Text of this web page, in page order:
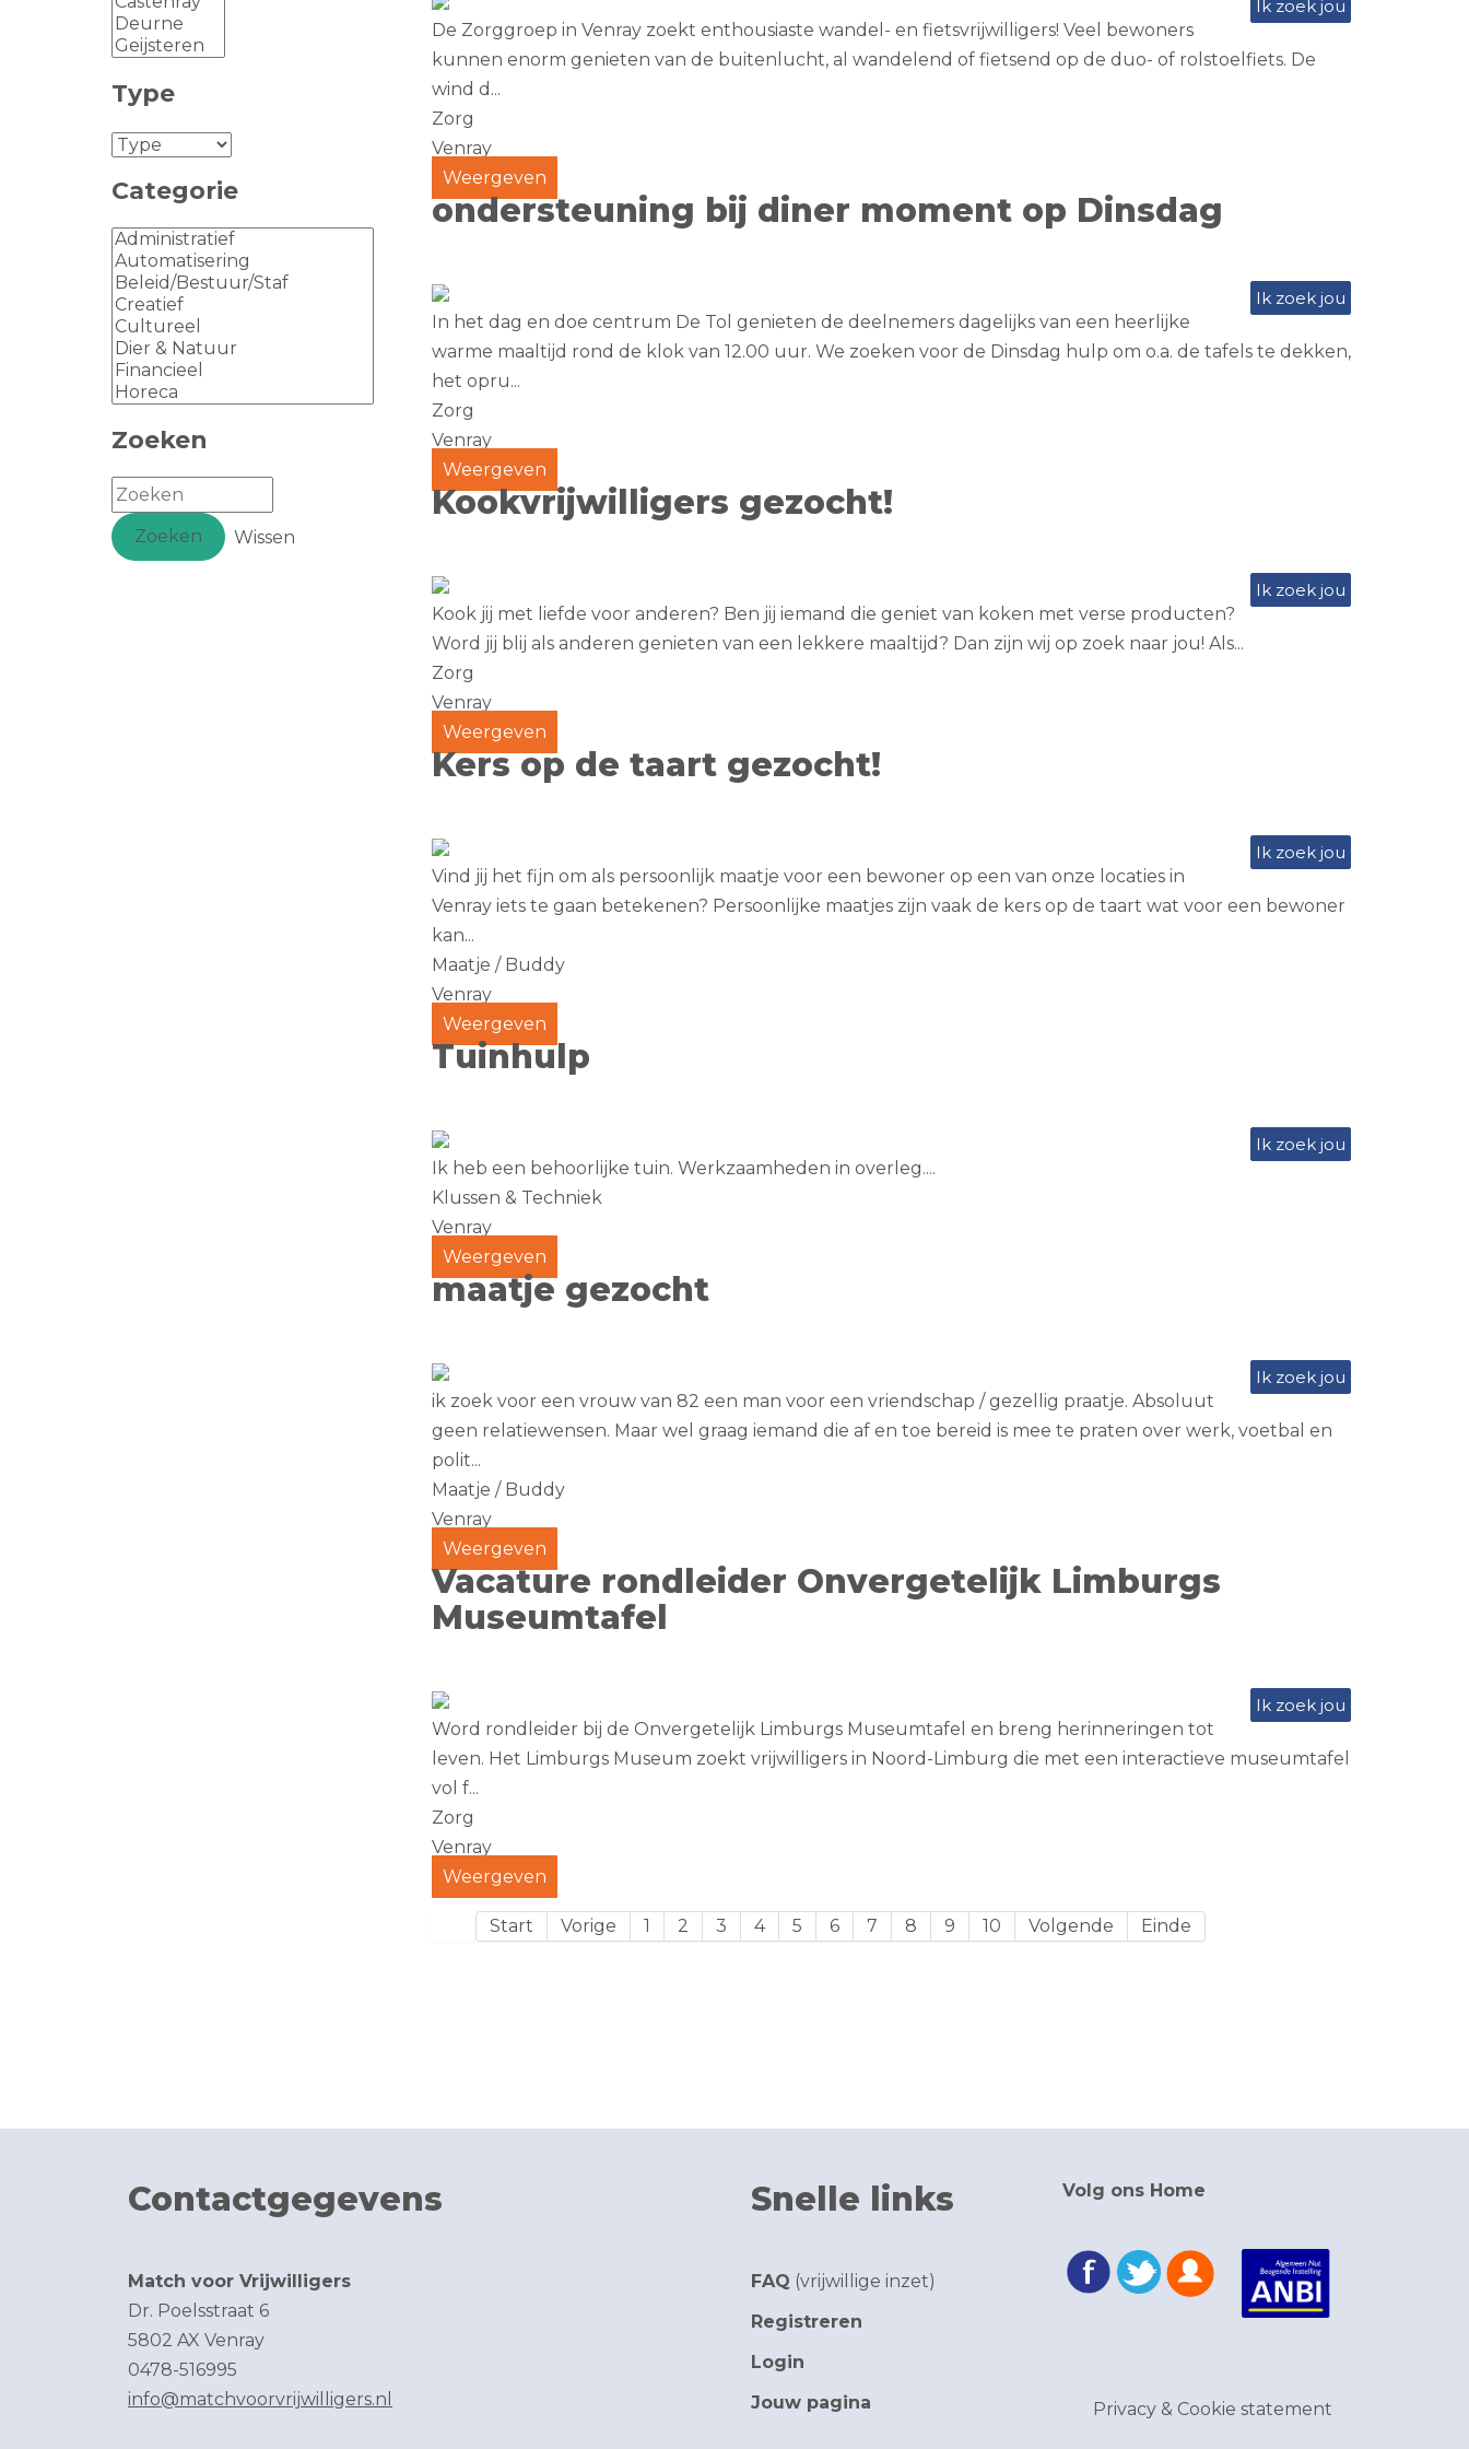
Type
Categorie
Zoeken
Zoeken Wissen
Ik zoek jou
De Zorggroep in Venray zoekt enthousiaste wandel- en fietsvrijwilligers! Veel bewoners
kunnen enorm genieten van de buitenlucht, al wandelend of fietsend op de duo- of rolstoelfiets. De
wind d...
Zorg
Venray
Weergeven
ondersteuning bij diner moment op Dinsdag
Ik zoek jou
In het dag en doe centrum De Tol genieten de deelnemers dagelijks van een heerlijke
warme maaltijd rond de klok van 12.00 uur. We zoeken voor de Dinsdag hulp om o.a. de tafels te dekken,
het opru...
Zorg
Venray
Weergeven
Kookvrijwilligers gezocht!
Ik zoek jou
Kook jij met liefde voor anderen? Ben jij iemand die geniet van koken met verse producten?
Word jij blij als anderen genieten van een lekkere maaltijd? Dan zijn wij op zoek naar jou! Als...
Zorg
Venray
Weergeven
Kers op de taart gezocht!
Ik zoek jou
Vind jij het fijn om als persoonlijk maatje voor een bewoner op een van onze locaties in
Venray iets te gaan betekenen? Persoonlijke maatjes zijn vaak de kers op de taart wat voor een bewoner
kan...
Maatje / Buddy
Venray
Weergeven
Tuinhulp
Ik zoek jou
Ik heb een behoorlijke tuin. Werkzaamheden in overleg....
Klussen & Techniek
Venray
Weergeven
maatje gezocht
Ik zoek jou
ik zoek voor een vrouw van 82 een man voor een vriendschap / gezellig praatje. Absoluut
geen relatiewensen. Maar wel graag iemand die af en toe bereid is mee te praten over werk, voetbal en
polit...
Maatje / Buddy
Venray
Weergeven
Vacature rondleider Onvergetelijk Limburgs
Museumtafel
Ik zoek jou
Word rondleider bij de Onvergetelijk Limburgs Museumtafel en breng herinneringen tot
leven. Het Limburgs Museum zoekt vrijwilligers in Noord-Limburg die met een interactieve museumtafel
vol f...
Zorg
Venray
Weergeven
Start Vorige 1 2 3 4 5 6 7 8 9 10 Volgende Einde
Contactgegevens
Match voor Vrijwilligers
Dr. Poelsstraat 6
5802 AX Venray
0478-516995
info@matchvoorvrijwilligers.nl
Snelle links
FAQ (vrijwillige inzet)
Registreren
Login
Jouw pagina
Volg ons Home
Privacy & Cookie statement